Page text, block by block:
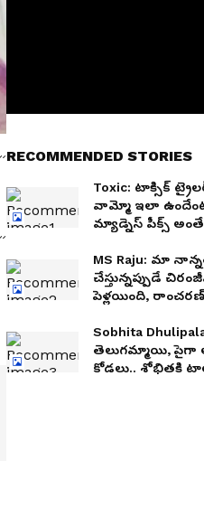
RECOMMENDED STORIES
Toxic: టాక్సిక్
వామ్మో ఇలా
మ్యాడ్నెస్ పీక్స్
MS Raju: మా
చేస్తున్నప్పుడే
పెళ్లయింది,
Sobhita
తెలుగమ్మాయి, పైగా
కోడలు.. శోభితకి